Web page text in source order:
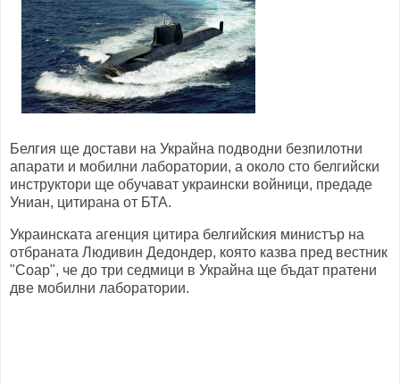
Белгия ще достави на Украйна подводни безпилотни
апарати и мобилни лаборатории, а около сто белгийски
инструктори ще обучават украински войници, предаде
Униан, цитирана от БТА.
Украинската агенция цитира белгийския министър на
отбраната Людивин Дедондер, която казва пред вестник
"Соар", че до три седмици в Украйна ще бъдат пратени
две мобилни лаборатории.